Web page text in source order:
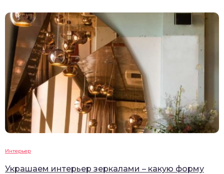
Интерьер
Украшаем интерьер зеркалами – какую форму